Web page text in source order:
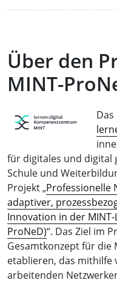
Über den
MINT-
für digitales und digital
Schule und
Projekt„Professionelle
adaptiver,
Innovation in der
ProNeD)“. Das Ziel im
Gesamtkonzept für die
etablieren, das
arbeitenden